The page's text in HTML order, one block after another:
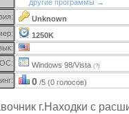
другие программы →
Unknown
1250K
ОС:
Windows 98/Vista (?)
0 /5 (0 голосов)
г.Находки с